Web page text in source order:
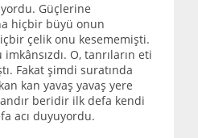
Güçlerine
hiçbir büyü onun
çelik onu kesememişti.
O, tanrıların eti
Fakat şimdi suratında
kan yavaş yavaş yere
beridir ilk defa kendi
acı duyuyordu.